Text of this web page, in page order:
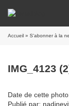
Accueil » S'abonner à la
IMG_4123
Date de cette
Publié par: